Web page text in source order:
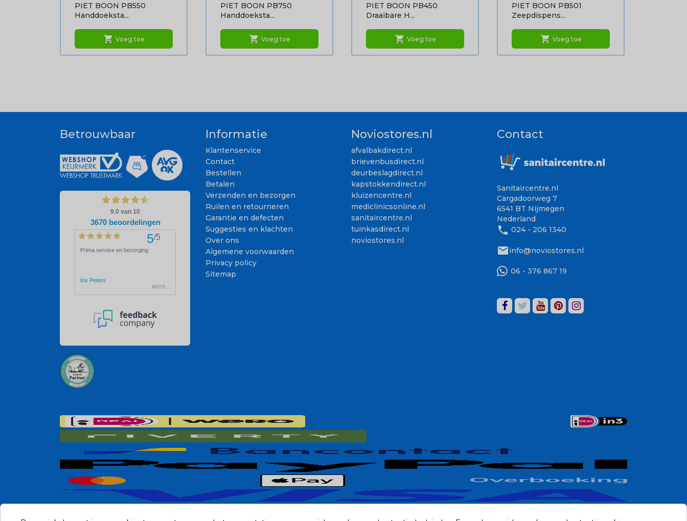
PIET BOON PB550
Handdoeksta...
shopping_cart Voeg toe
PIET BOON PB750
Handdoeksta...
shopping_cart Voeg toe
PIET BOON PB450
Draaibare H...
shopping_cart Voeg toe
PIET BOON PB501
Zeepdispens...
shopping_cart Voeg toe
Betrouwbaar Informatie
Klantenservice
Contact
Bestellen
Betalen
Verzenden en bezorgen
Ruilen en retourneren
Garantie en defecten
Suggesties en klachten
Over ons
Algemene voorwaarden
Privacy policy
Sitemap
Noviostores.nl
afvalbakdirect.nl
brievenbusdirect.nl
deurbeslagdirect.nl
kapstokkendirect.nl
kluizencentre.nl
mediclinicsonline.nl
sanitaircentre.nl
tuinkasdirect.nl
noviostores.nl
Contact
Sanitaircentre.nl
Cargadoorweg 7
6541 BT Nijmegen
Nederland
phone 024 - 206 1340
mailinfo@noviostores.nl
06 - 376 867 19